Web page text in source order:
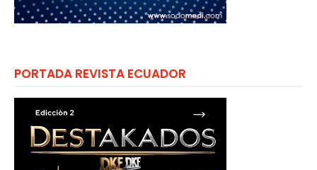
PORTADA REVISTA ECUADOR